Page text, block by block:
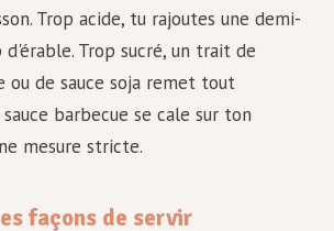
Trop acide, tu rajoutes une demi-
Trop sucré, un trait de
ou de sauce soja remet tout
barbecue se cale sur ton
mesure stricte.
façons de servir